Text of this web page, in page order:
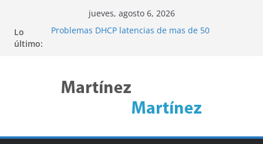
contenido
jueves, agosto 6, 2026
Lo
último:
Problemas DHCP latencias de mas de 50
Descubre ncdu: La Herramienta de Linux para
Analizar el Uso del Disco de Forma Eficiente